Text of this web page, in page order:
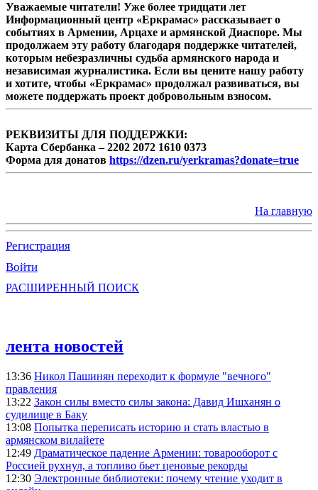
Уважаемые читатели! Уже более тридцати лет
Информационный центр «Еркрамас» рассказывает о
событиях в Армении, Арцахе и армянской Диаспоре. Мы
продолжаем эту работу благодаря поддержке читателей,
которым небезразличны судьба армянского народа и
независимая журналистика. Если вы цените нашу работу
и хотите, чтобы «Еркрамас» продолжал развиваться, вы
можете поддержать проект добровольным взносом.
РЕКВИЗИТЫ ДЛЯ ПОДДЕРЖКИ:
Карта Сбербанка – 2202 2072 1610 0373
Форма для донатов https://dzen.ru/yerkramas?donate=true
На главную
Регистрация
Войти
РАСШИРЕННЫЙ ПОИСК
лента новостей
13:36 Никол Пашинян переходит к формуле "вечного"
правления
13:22 Закон силы вместо силы закона: Давид Ишханян о
судилище в Баку
13:08 Попытка переписать историю и стать властью в
армянском вилайете
12:49 Драматическое падение Армении: товарооборот с
Россией рухнул, а топливо бьет ценовые рекорды
12:30 Электронные библиотеки: почему чтение уходит в